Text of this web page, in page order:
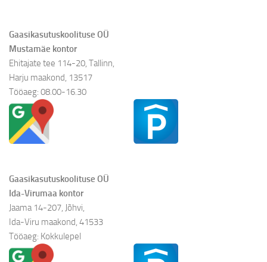
Gaasikasutuskoolituse OÜ
Mustamäe kontor
Ehitajate tee 114-20, Tallinn,
Harju maakond, 13517
Tööaeg: 08.00-16.30
Gaasikasutuskoolituse OÜ
Ida-Virumaa kontor
Jaama 14-207, Jõhvi,
Ida-Viru maakond, 41533
Tööaeg: Kokkulepel